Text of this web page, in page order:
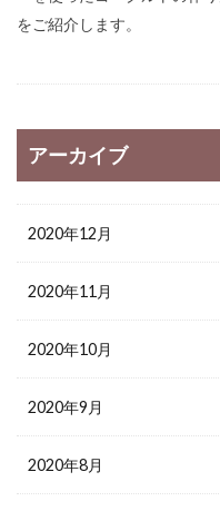
をご紹介します。
アーカイブ
2020年12月
2020年11月
2020年10月
2020年9月
2020年8月